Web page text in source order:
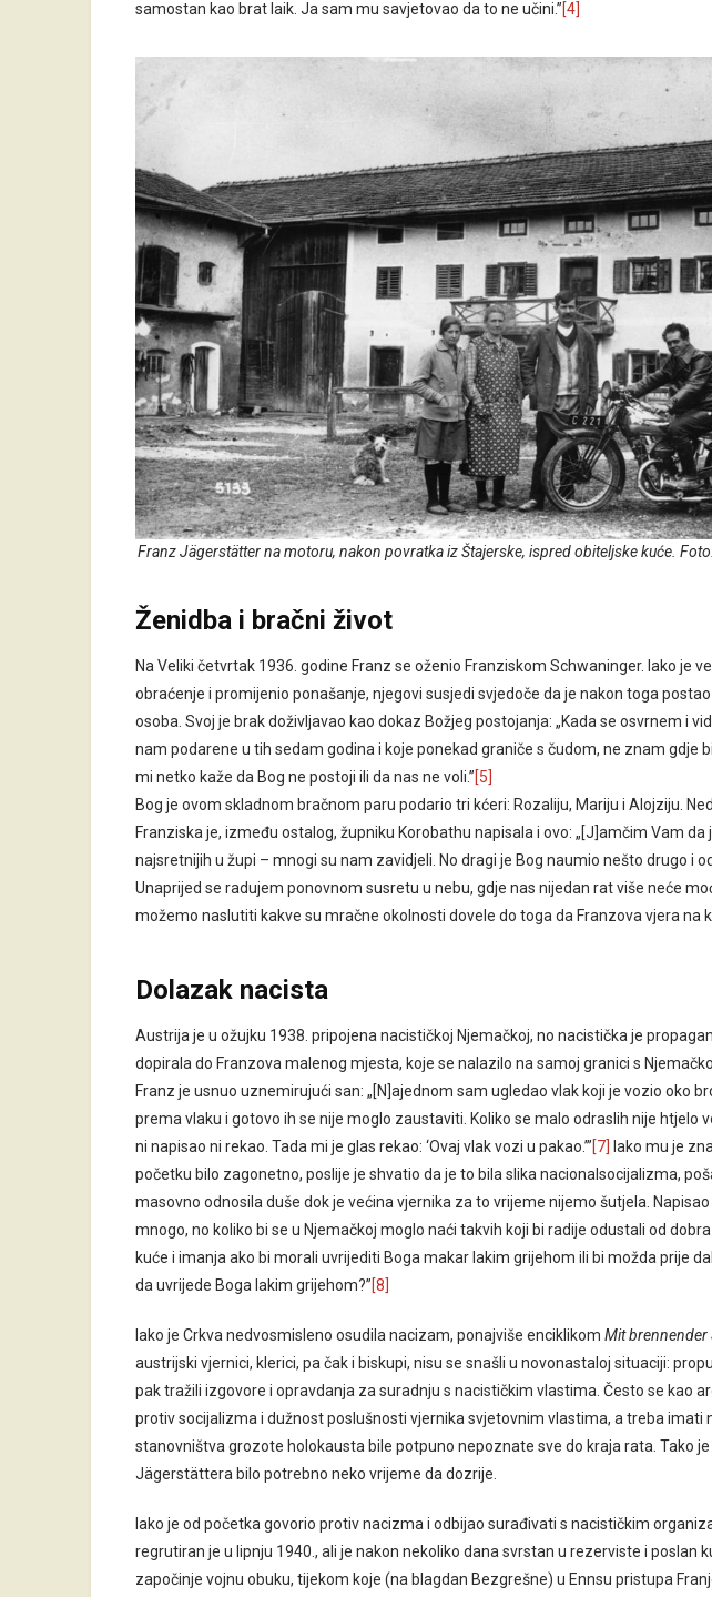
samostan kao brat laik. Ja sam mu savjetovao da to ne učini.”[4]
Franz Jägerstätter na motoru, nakon povratka iz Štajerske, ispred obiteljske kuće.
Ženidba i bračni život
Na Veliki četvrtak 1936. godine Franz se oženio Franziskom Schwaninger. Iako je
obraćenje i promijenio ponašanje, njegovi susjedi svjedoče da je nakon toga
osoba. Svoj je brak doživljavao kao dokaz Božjeg postojanja: „Kada se osvrnem i
nam podarene u tih sedam godina i koje ponekad graniče s čudom, ne znam gdje
mi netko kaže da Bog ne postoji ili da nas ne voli.”[5]
Bog je ovom skladnom bračnom paru podario tri kćeri: Rozaliju, Mariju i Alojziju.
Franziska je, između ostalog, župniku Korobathu napisala i ovo: „[J]amčim Vam da
najsretnijih u župi – mnogi su nam zavidjeli. No dragi je Bog naumio nešto drugo i
Unaprijed se radujem ponovnom susretu u nebu, gdje nas nijedan rat više neće
možemo naslutiti kakve su mračne okolnosti dovele do toga da Franzova vjera na
Dolazak nacista
Austrija je u ožujku 1938. pripojena nacističkoj Njemačkoj, no nacistička je
dopirala do Franzova malenog mjesta, koje se nalazilo na samoj granici s
Franz je usnuo uznemirujući san: „[N]ajednom sam ugledao vlak koji je vozio oko
prema vlaku i gotovo ih se nije moglo zaustaviti. Koliko se malo odraslih nije htjelo
ni napisao ni rekao. Tada mi je glas rekao: ‘Ovaj vlak vozi u pakao.’”[7] Iako mu je
početku bilo zagonetno, poslije je shvatio da je to bila slika nacionalsocijalizma,
masovno odnosila duše dok je većina vjernika za to vrijeme nijemo šutjela. Napisao
mnogo, no koliko bi se u Njemačkoj moglo naći takvih koji bi radije odustali od
kuće i imanja ako bi morali uvrijediti Boga makar lakim grijehom ili bi možda prije
da uvrijede Boga lakim grijehom?”[8]
Iako je Crkva nedvosmisleno osudila nacizam, ponajviše enciklikom Mit brennender
austrijski vjernici, klerici, pa čak i biskupi, nisu se snašli u novonastaloj situaciji:
pak tražili izgovore i opravdanja za suradnju s nacističkim vlastima. Često se kao
protiv socijalizma i dužnost poslušnosti vjernika svjetovnim vlastima, a treba imati
stanovništva grozote holokausta bile potpuno nepoznate sve do kraja rata. Tako
Jägerstättera bilo potrebno neko vrijeme da dozrije.
Iako je od početka govorio protiv nacizma i odbijao surađivati s nacističkim
regrutiran je u lipnju 1940., ali je nakon nekoliko dana svrstan u rezerviste i poslan
započinje vojnu obuku, tijekom koje (na blagdan Bezgrešne) u Ennsu pristupa